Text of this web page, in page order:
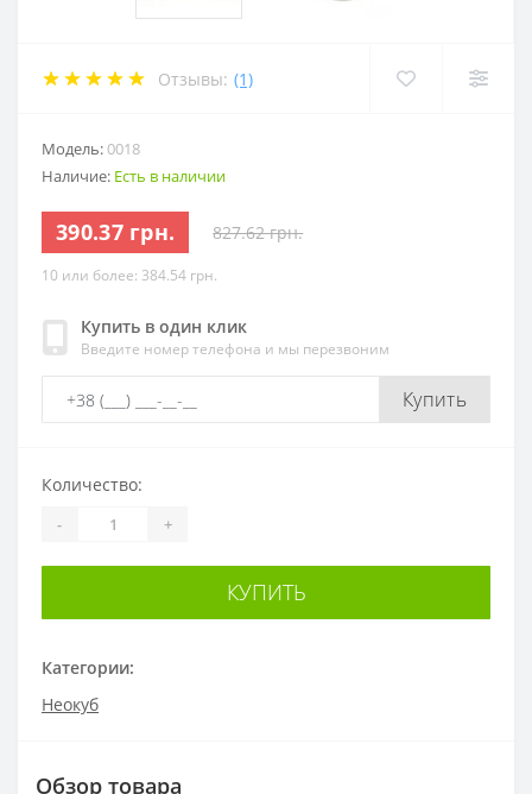
Отзывы: (1)
Модель:0018
Наличие: Есть в наличии
390.37 грн. 827.62 грн.
10 или более: 384.54 грн.
Купить в один клик
Введите номер телефона и мы перезвоним
Купить
Категории:
Неокуб
Количество:
- +
КУПИТЬ
Обзор товара